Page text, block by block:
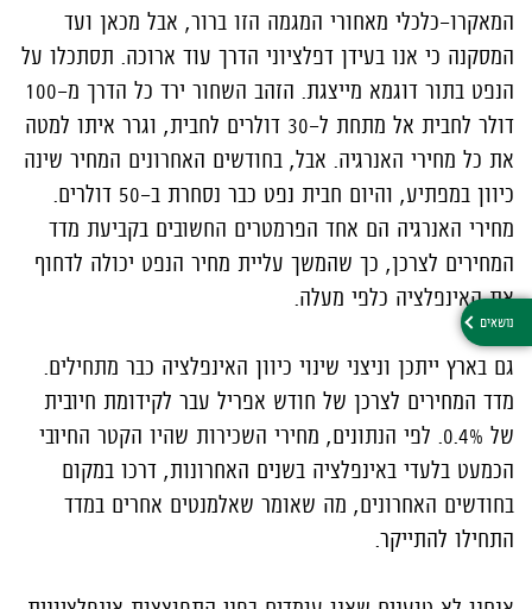
המאקרו-כלכלי מאחורי המגמה הזו ברור, אבל מכאן ועד
המסקנה כי אנו בעידן דפלציוני הדרך עוד ארוכה. תסתכלו על
הנפט בתור דוגמא מייצגת. הזהב השחור ירד כל הדרך מ-100
דולר לחבית אל מתחת ל-30 דולרים לחבית, וגרר איתו למטה
את כל מחירי האנרגיה. אבל, בחודשים האחרונים המחיר שינה
כיוון במפתיע, והיום חבית נפט כבר נסחרת ב-50 דולרים.
מחירי האנרגיה הם אחד הפרמטרים החשובים בקביעת מדד
המחירים לצרכן, כך שהמשך עליית מחיר הנפט יכולה לדחוף
את האינפלציה כלפי מעלה.
גם בארץ ייתכן וניצני שינוי כיוון האינפלציה כבר מתחילים.
מדד המחירים לצרכן של חודש אפריל עבר לקידומת חיובית
של 0.4%. לפי הנתונים, מחירי השכירות שהיו הקטר החיובי
הכמעט בלעדי באינפלציה בשנים האחרונות, דרכו במקום
בחודשים האחרונים, מה שאומר שאלמנטים אחרים במדד
התחילו להתייקר.